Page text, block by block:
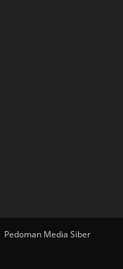
Pedoman Media Siber